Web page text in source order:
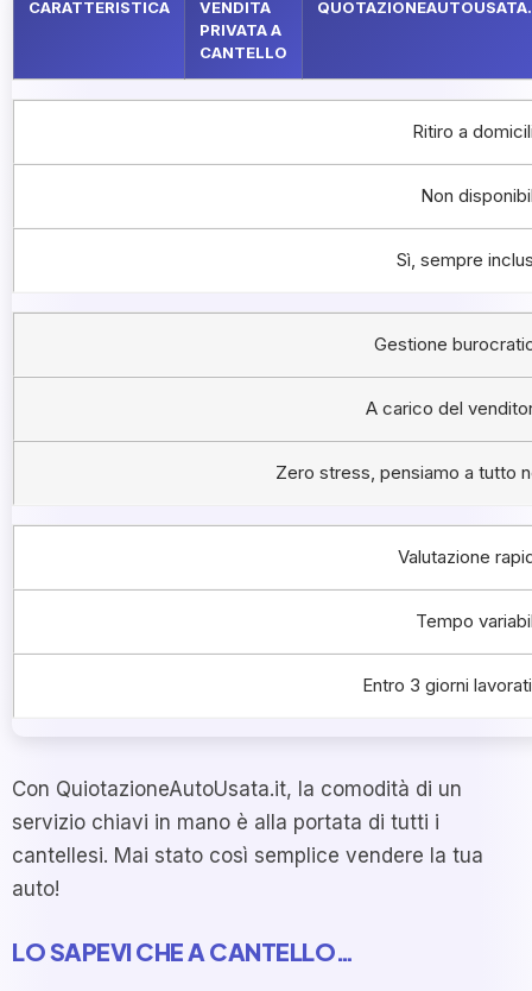
CARATTERISTICA
VENDITA
PRIVATA A
CANTELLO
Ritiro a
Non
Sì, sempre
Gestione
A carico del
Zero stress, pensiamo a tutto
Valutazione
Tempo
Entro 3 giorni
Con QuiotazioneAutoUsata.it, la comodità di un
servizio chiavi in mano è alla portata di tutti i
cantellesi. Mai stato così semplice vendere la tua
auto!
LO SAPEVI CHE A CANTELLO…